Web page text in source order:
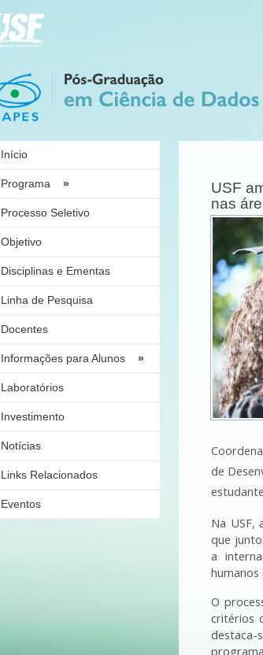
Início
Programa »
Processo Seletivo
Objetivo
Disciplinas e Ementas
Linha de Pesquisa
Docentes
Informações para Alunos »
Laboratórios
Investimento
Notícias
Links Relacionados
Eventos
USF
nas
de
Na USF,
que
a
O
critérios